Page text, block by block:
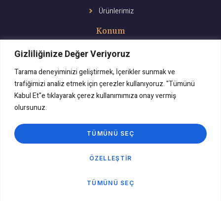
Gizliliğinize Değer Veriyoruz
Tarama deneyiminizi geliştirmek, İçerikler sunmak ve
trafiğimizi analiz etmek için çerezler kullanıyoruz. "Tümünü
Kabul Et"e tıklayarak çerez kullanımımıza onay vermiş
olursunuz.
ÖZELLEŞTIR
TÜMÜNÜ SEÇ
TÜMÜNÜ SEÇ
Ürünlerimiz
Konum
Medyalarge